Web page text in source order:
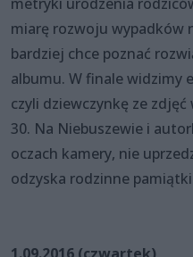
miarę rozwoju wypadków
bardziej chce poznać
albumu. W finale widzimy
czyli dziewczynkę ze
30. Na Niebuszewie i
oczach kamery, nie
odzyska rodzinne